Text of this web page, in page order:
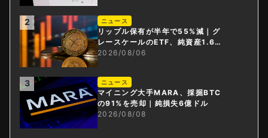
2 ニュース
リップル保有が半年で55%減｜グ
レースケールのETF、純資産1.6億
ドル減
2026/08/06
3 ニュース
マイニング大手MARA、採掘BTC
の91%を売却｜純損失6億ドル
2026/08/08